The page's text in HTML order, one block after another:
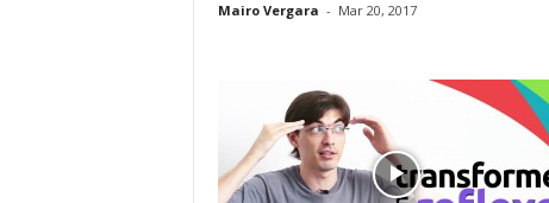
Mairo Vergara - Mar 20, 2017